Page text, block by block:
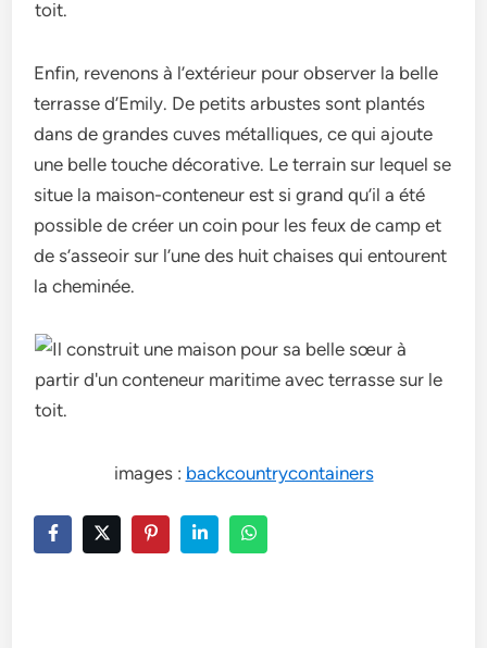
Enfin, revenons à l’extérieur pour observer la belle
terrasse d’Emily. De petits arbustes sont plantés
dans de grandes cuves métalliques, ce qui ajoute
une belle touche décorative. Le terrain sur lequel se
situe la maison-conteneur est si grand qu’il a été
possible de créer un coin pour les feux de camp et
de s’asseoir sur l’une des huit chaises qui entourent
la cheminée.
images : backcountrycontainers